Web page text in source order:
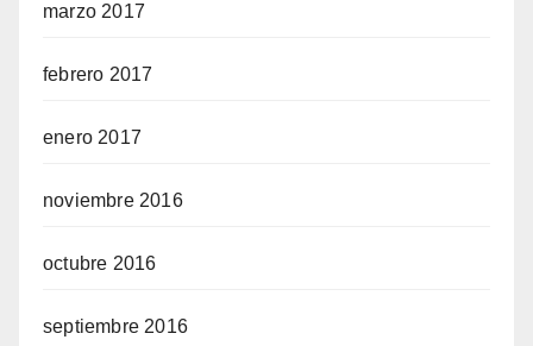
marzo 2017
febrero 2017
enero 2017
noviembre 2016
octubre 2016
septiembre 2016